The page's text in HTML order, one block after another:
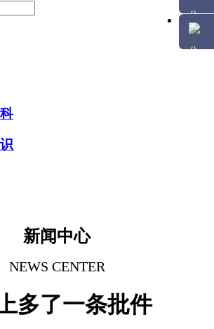
新闻中心
NEWS CENTER
多了一条批件